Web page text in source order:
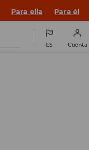
Para ella Para él
ES Cuenta